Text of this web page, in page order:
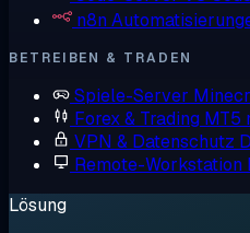
n8n
BETREIBEN & TRADEN
Spiele-Server
Forex & Trading MT5
VPN & Datenschutz
Remote-Workstation
Lösung